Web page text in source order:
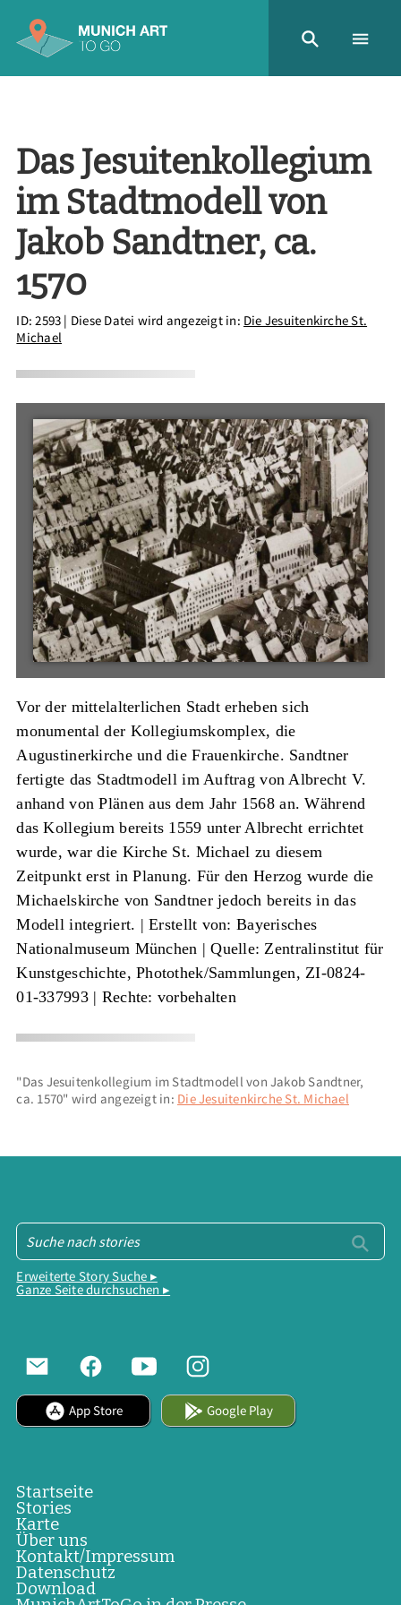
Das Jesuitenkollegium
im Stadtmodell von
Jakob Sandtner, ca.
1570
ID: 2593 | Diese Datei wird angezeigt in: Die Jesuitenkirche St.
Michael
Vor der mittelalterlichen Stadt erheben sich
monumental der Kollegiumskomplex, die
Augustinerkirche und die Frauenkirche. Sandtner
fertigte das Stadtmodell im Auftrag von Albrecht V.
anhand von Plänen aus dem Jahr 1568 an. Während
das Kollegium bereits 1559 unter Albrecht errichtet
wurde, war die Kirche St. Michael zu diesem
Zeitpunkt erst in Planung. Für den Herzog wurde die
Michaelskirche von Sandtner jedoch bereits in das
Modell integriert. |Erstellt von: Bayerisches
Nationalmuseum München |Quelle: Zentralinstitut für
Kunstgeschichte, Photothek/Sammlungen, ZI-0824-
01-337993| Rechte: vorbehalten
"Das Jesuitenkollegium im Stadtmodell von Jakob Sandtner,
ca. 1570" wird angezeigt in: Die Jesuitenkirche St. Michael
Erweiterte Story Suche ▸
Ganze Seite durchsuchen ▸
App Store Google Play
Startseite
Stories
Karte
Über uns
Kontakt/Impressum
Datenschutz
Download